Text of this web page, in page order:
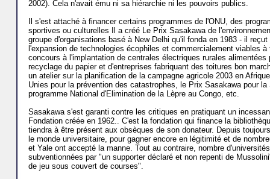
2002). Cela n'avait ému ni sa hiérarchie ni les pouvoirs publics.
Il s'est attaché à financer certains programmes de l'ONU, des
sportives ou culturelles Il a créé Le Prix Sasakawa de
groupe d'organisations basé à New Delhi qu'il fonda en 1983 - il
l'expansion de technologies écophiles et commercialement viables
concours à l'implantation de centrales électriques rurales
recyclage du papier et d'entreprises fabriquant des toitures bon
un atelier sur la planification de la campagne agricole 2003 en
Unies pour la prévention des catastrophes, le Prix Sasakawa pour
programme National d'Elimination de la Lèpre au Congo, etc.
Sasakawa s'est garanti contre les critiques en pratiquant un
Fondation créée en 1962.. C'est la fondation qui finance la
tiendra à être présent aux obsèques de son donateur. Depuis
le monde universitaire, pour gagner encore en légitimité et de
et Yale ont accepté la manne. Tout au contraire, nombre
subventionnées par "un supporter déclaré et non repenti de
de jeu sous couvert de courses".